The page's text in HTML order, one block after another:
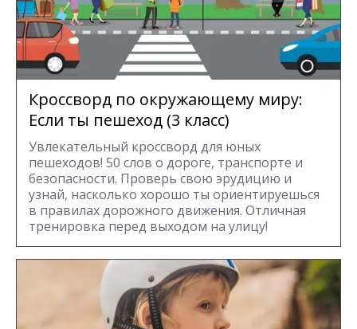
Кроссворд по окружающему миру:
Если ты пешеход (3 класс)
Увлекательный кроссворд для юных
пешеходов! 50 слов о дороге, транспорте и
безопасности. Проверь свою эрудицию и
узнай, насколько хорошо ты ориентируешься
в правилах дорожного движения. Отличная
тренировка перед выходом на улицу!